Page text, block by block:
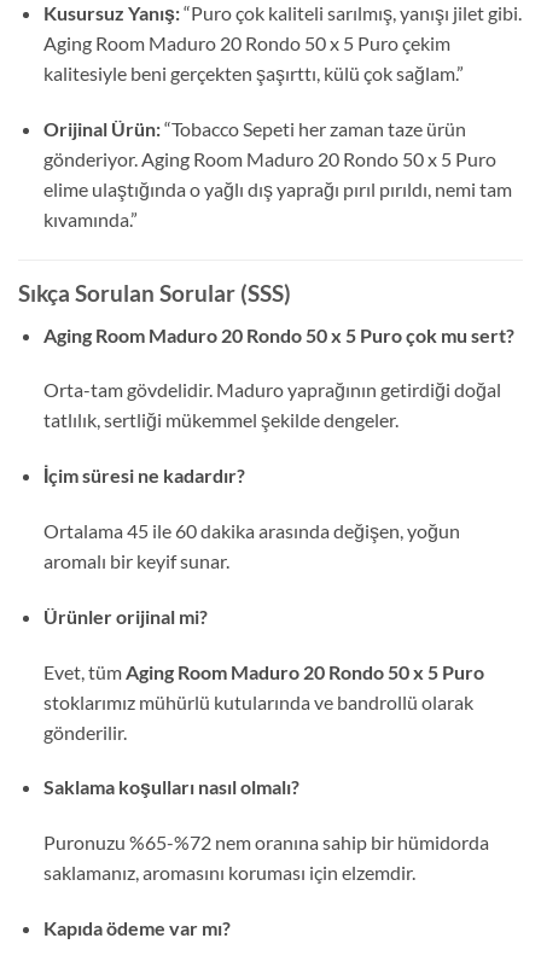
Kusursuz Yanış:“Puro çok kaliteli sarılmış, yanışı jilet gibi.
Aging Room Maduro 20 Rondo 50 x 5 Puro çekim
kalitesiyle beni gerçekten şaşırttı, külü çok sağlam.”
Orijinal Ürün:“Tobacco Sepeti her zaman taze ürün
gönderiyor. Aging Room Maduro 20 Rondo 50 x 5 Puro
elime ulaştığında o yağlı dış yaprağı pırıl pırıldı, nemi tam
kıvamında.”
Sıkça Sorulan Sorular (SSS)
Aging Room Maduro 20 Rondo 50 x 5 Puro çok mu sert?
Orta-tam gövdelidir. Maduro yaprağının getirdiği doğal
tatlılık, sertliği mükemmel şekilde dengeler.
İçim süresi ne kadardır?
Ortalama 45 ile 60 dakika arasında değişen, yoğun
aromalı bir keyif sunar.
Ürünler orijinal mi?
Evet, tüm Aging Room Maduro 20 Rondo 50 x 5 Puro
stoklarımız mühürlü kutularında ve bandrollü olarak
gönderilir.
Saklama koşulları nasıl olmalı?
Puronuzu %65-%72 nem oranına sahip bir hümidorda
saklamanız, aromasını koruması için elzemdir.
Kapıda ödeme var mı?